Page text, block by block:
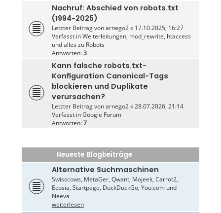
Nachruf: Abschied von robots.txt
(1994-2025)
Letzter Beitrag vonarnego2« 17.10.2025, 16:27
Verfasst inWeiterleitungen, mod_rewrite, htaccess
und alles zu Robots
Antworten:3
Kann falsche robots.txt-
Konfiguration Canonical-Tags
blockieren und Duplikate
verursachen?
Letzter Beitrag vonarnego2«28.07.2026, 21:14
Verfasst inGoogle Forum
Antworten:7
Neueste Blogbeiträge
Alternative Suchmaschinen
Swisscows, MetaGer, Qwant, Mojeek, Carrot2,
Ecosia, Startpage, DuckDuckGo, You.com und
Neeva
weiterlesen